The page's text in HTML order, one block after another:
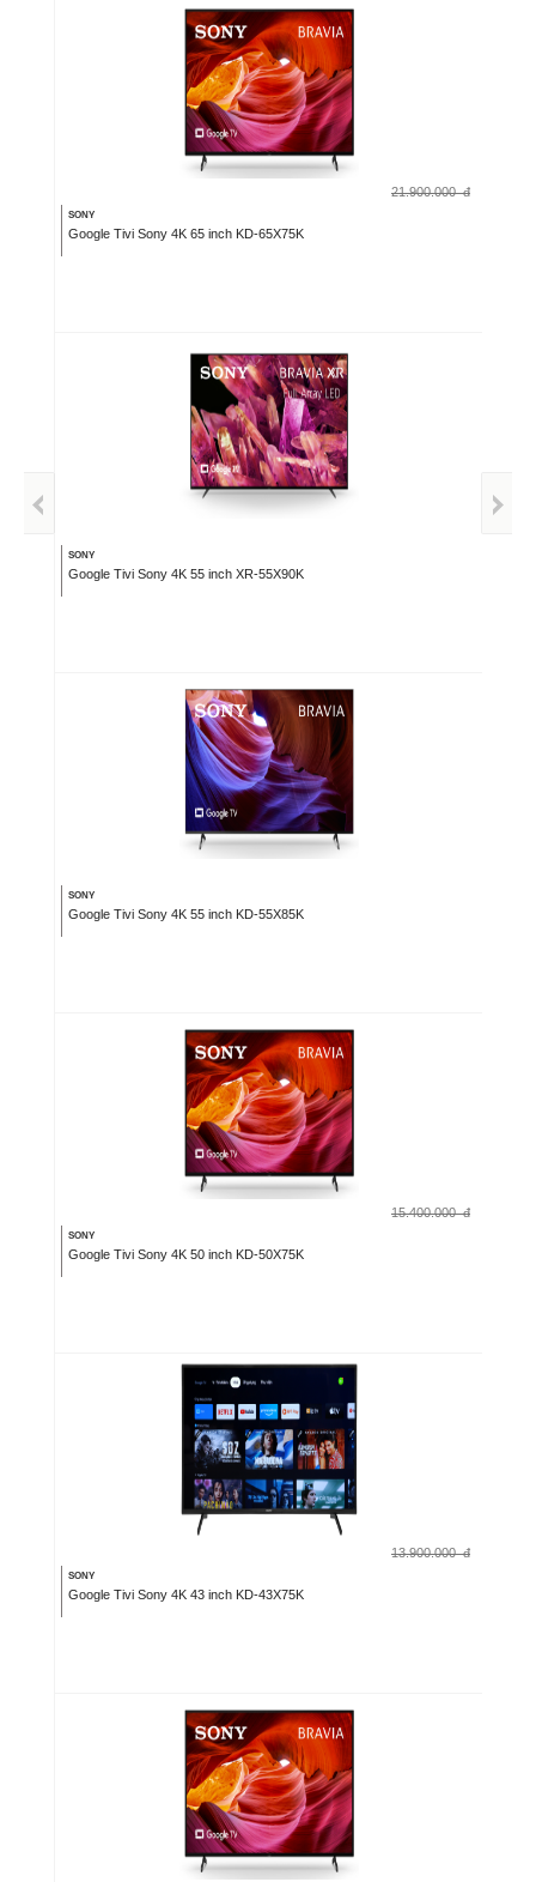
21.900.000 đ
SONY
Google Tivi Sony 4K 65 inch KD-65X75K
SONY
Google Tivi Sony 4K 55 inch XR-55X90K
SONY
Google Tivi Sony 4K 55 inch KD-55X85K
15.400.000 đ
SONY
Google Tivi Sony 4K 50 inch KD-50X75K
13.900.000 đ
SONY
Google Tivi Sony 4K 43 inch KD-43X75K